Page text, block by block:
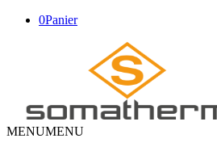
0Panier
MENUMENU